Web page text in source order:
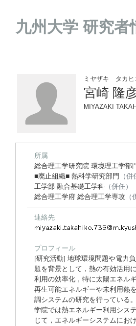
九州大学 研究者
ミヤザキ タカヒ
宮崎 隆
MIYAZAKI
所属
総合理工学研究院 環境理工学部
■廃止組織■ 熱科学研究部門
（併
工学部 融合基礎工学科 （併任）
総合理工学府 総合理工学専攻 （
連絡先
プロフィール
[研究活動] 地球環境問題や電力
題を背景として，熱の有効活用
利用の効率化，特に太陽エネル
再生可能エネルギーや未利用熱
調システムの研究を行っている
学院では熱エネルギー利用シス
じて，エネルギーシステムにお